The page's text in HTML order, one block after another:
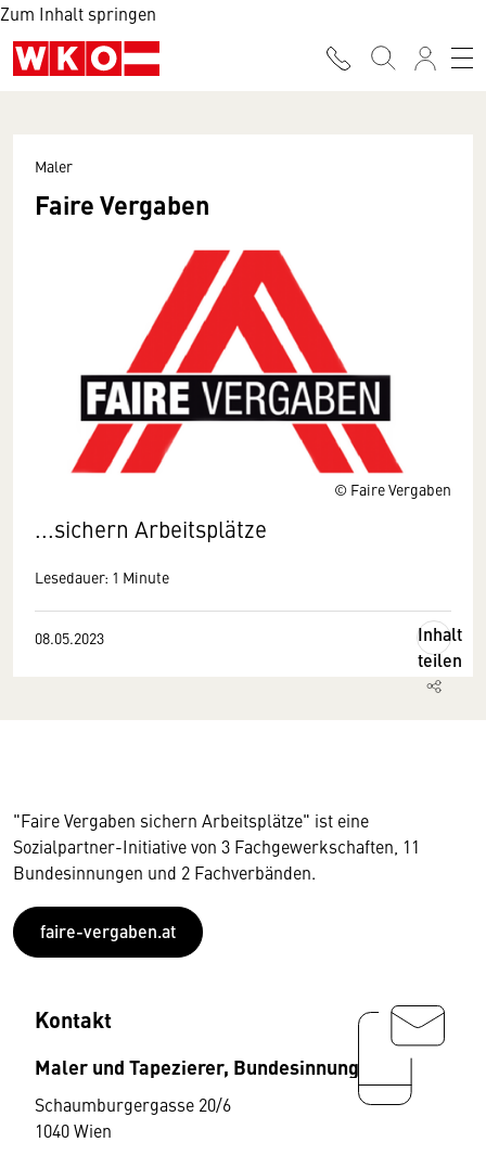
Zum Inhalt springen
© Faire Vergaben
Maler
Faire Vergaben
...sichern Arbeitsplätze
Lesedauer: 1 Minute
08.05.2023
Inhalt
teilen
"Faire Vergaben sichern Arbeitsplätze" ist eine
Sozialpartner-Initiative von 3 Fachgewerkschaften, 11
Bundesinnungen und 2 Fachverbänden.
faire-vergaben.at
Kontakt
Maler und Tapezierer, Bundesinnung
Schaumburgergasse 20/6
1040 Wien